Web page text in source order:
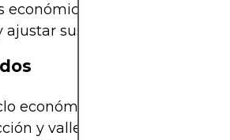
económicos para evaluar la
sus carteras en
económico general incluye
y valle.